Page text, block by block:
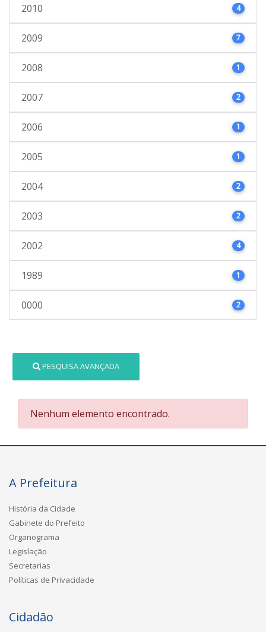
2010 4
2009 7
2008 1
2007 2
2006 1
2005 1
2004 2
2003 2
2002 4
1989 1
0000 2
PESQUISA AVANÇADA
Nenhum elemento encontrado.
A Prefeitura
História da Cidade
Gabinete do Prefeito
Organograma
Legislação
Secretarias
Políticas de Privacidade
Cidadão